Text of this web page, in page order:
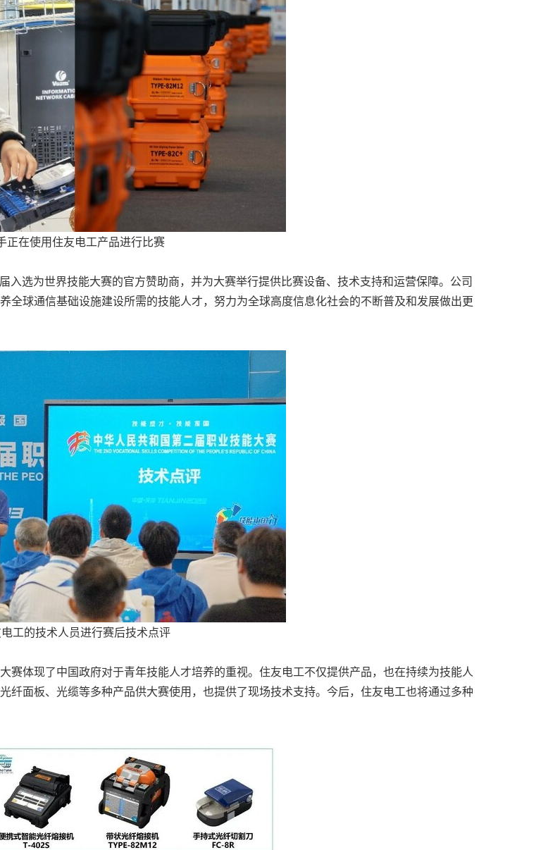
正在使用住友电工产品进行比赛
选为世界技能大赛的官方赞助商，并为大赛举行提供比赛设备、技术支持和运营保障。公司
球通信基础设施建设所需的技能人才，努力为全球高度信息化社会的不断普及和发展做出更
工的技术人员进行赛后技术点评
体现了中国政府对于青年技能人才培养的重视。住友电工不仅提供产品，也在持续为技能人
面板、光缆等多种产品供大赛使用，也提供了现场技术支持。今后，住友电工也将通过多种